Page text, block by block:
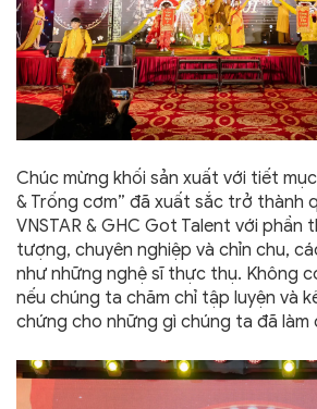
Chúc mừng khối sản xuất với tiết
& Trống cơm” đã xuất sắc trở thành
VNSTAR & GHC Got Talent với phần
tượng, chuyên nghiệp và chỉn chu,
như những nghệ sĩ thực thụ. Không
nếu chúng ta chăm chỉ tập luyện và
chứng cho những gì chúng ta đã làm